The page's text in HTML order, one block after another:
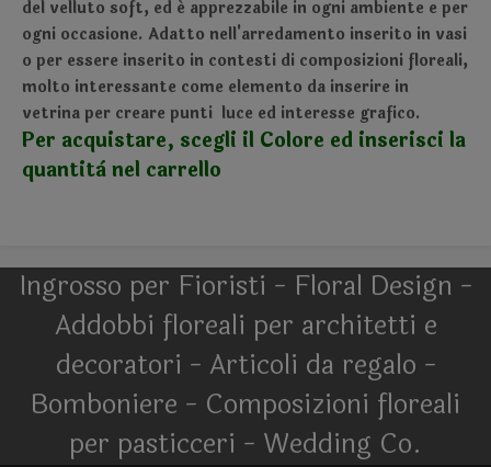
del velluto soft, ed é apprezzabile in ogni ambiente e per
ogni occasione. Adatto nell'arredamento inserito in vasi
o per essere inserito in contesti di composizioni floreali,
molto interessante come elemento da inserire in
vetrina per creare punti luce ed interesse grafico.
Per acquistare, scegli il Colore ed inserisci la
quantità nel carrello
Ingrosso per Fioristi - Floral Design -
Addobbi floreali per architetti e
decoratori - Articoli da regalo -
Bomboniere - Composizioni floreali
per pasticceri - Wedding Co.